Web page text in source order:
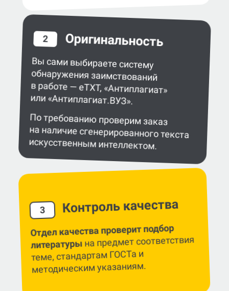
2 Оригинальность
Вы сами выбираете систему
обнаружения заимствований
в работе — eTXT, «Антиплагиат»
или «Антиплагиат.ВУЗ».
По требованию проверим заказ
на наличие сгенерированного текста
искусственным интеллектом.
3 Контроль качества
Отдел качества проверит подбор
литературына предмет соответствия
теме, стандартам ГОСТа и
методическим указаниям.